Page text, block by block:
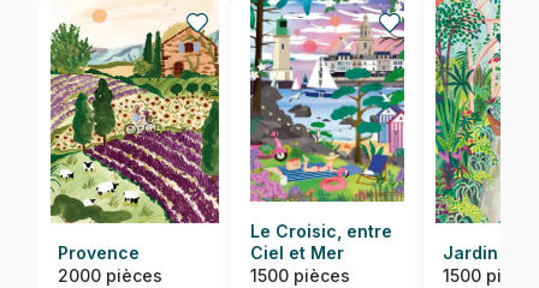
Provence
2000 pièces
Le Croisic, entre
Ciel et Mer
1500 pièces
Jardin
1500